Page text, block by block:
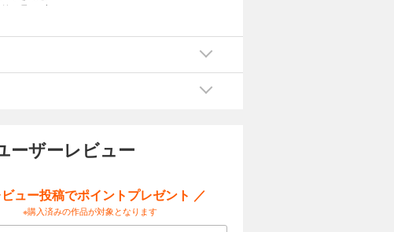
に取り上
ーザーレビュー
ュー投稿でポイントプレゼント ／
※購入済みの作品が対象となります